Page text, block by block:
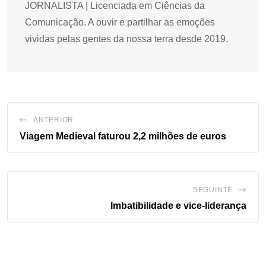
JORNALISTA | Licenciada em Ciências da
Comunicação. A ouvir e partilhar as emoções
vividas pelas gentes da nossa terra desde 2019.
ANTERIOR
Viagem Medieval faturou 2,2 milhões de euros
SEGUINTE
Imbatibilidade e vice-liderança